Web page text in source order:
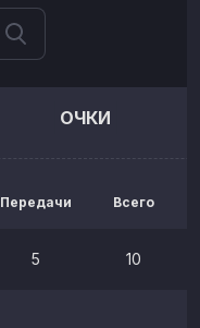
ОЧКИ
Передачи Всего
5 10